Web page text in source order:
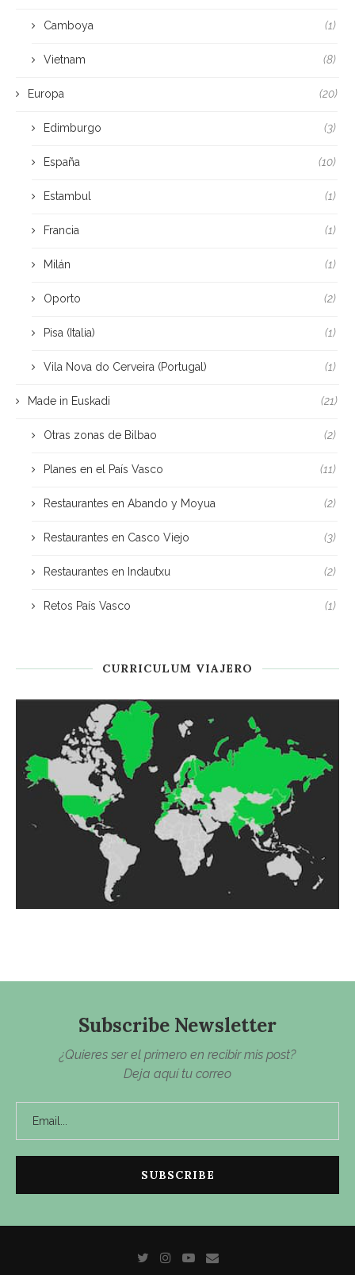
Camboya (1)
Vietnam (8)
Europa (20)
Edimburgo (3)
España (10)
Estambul (1)
Francia (1)
Milán (1)
Oporto (2)
Pisa (Italia) (1)
Vila Nova do Cerveira (Portugal) (1)
Made in Euskadi (21)
Otras zonas de Bilbao (2)
Planes en el País Vasco (11)
Restaurantes en Abando y Moyua (2)
Restaurantes en Casco Viejo (3)
Restaurantes en Indautxu (2)
Retos País Vasco (1)
CURRICULUM VIAJERO
Subscribe Newsletter
¿Quieres ser el primero en recibir mis post?
Deja aquí tu correo